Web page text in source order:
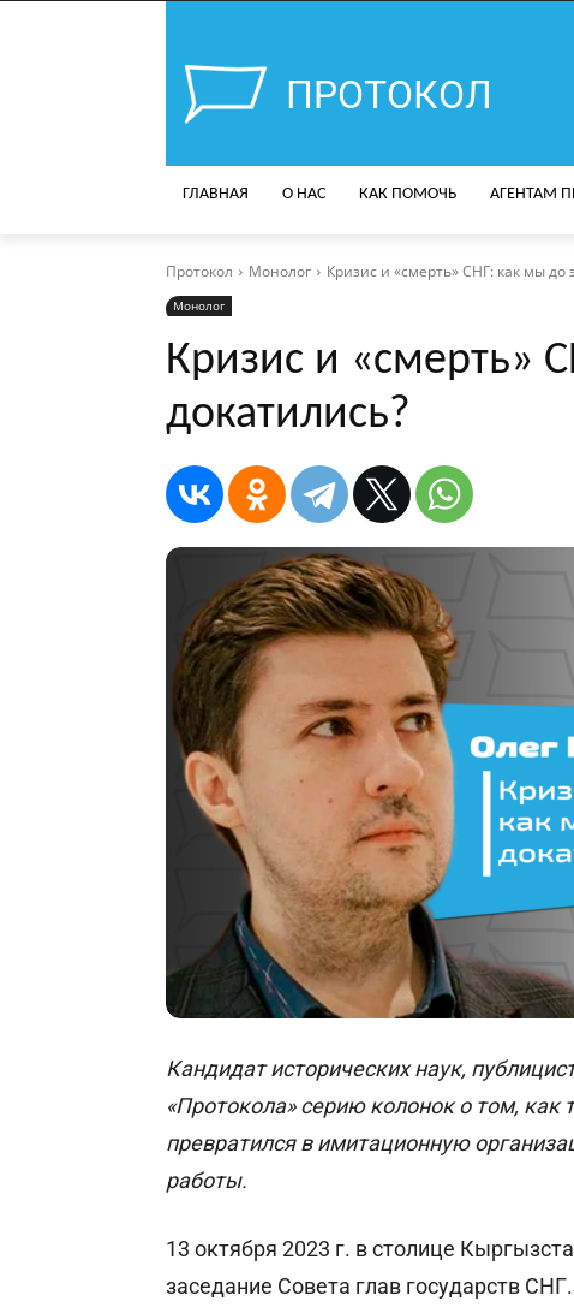
ПРОТОКОЛ
ГЛАВНАЯ О НАС КАК ПОМОЧЬ АГЕНТАМ
Протокол Монолог Кризис и «смерть» СНГ: как мы до
Монолог
Кризис и «смерть»
докатились?
Кандидат исторических наук,
«Протокола» серию колонок о том,
превратился в имитационную
работы.
13 октября 2023 г. в столице
заседание Совета глав государств